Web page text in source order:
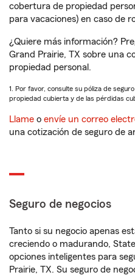
cobertura de propiedad
para vacaciones) en caso de
¿Quiere más información?
Grand Prairie, TX sobre una
propiedad personal.
1. Por favor, consulte su póliza de
propiedad cubierta y de las pérdidas
Llame o envíe un correo
una cotización de seguro de
Seguro de negocios
Tanto si su negocio apenas
creciendo o madurando,
opciones inteligentes para
Prairie, TX. Su seguro de